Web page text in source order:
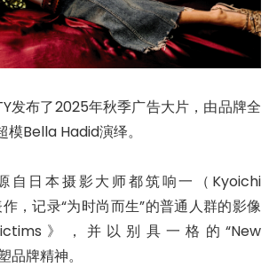
发布了2025年秋季广告大片，由品牌全
模Bella Hadid演绎。
自日本摄影大师都筑响一（Kyoichi
，记录“为时尚而生”的普通人群的影像
》，并以别具一格的“New
牌精神。